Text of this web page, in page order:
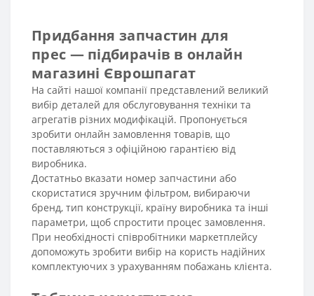
Придбання запчастин для
прес — підбирачів в онлайн
магазині Єврошпагат
На сайті нашої компанії представлений великий
вибір деталей для обслуговування техніки та
агрегатів різних модифікацій. Пропонується
зробити онлайн замовлення товарів, що
поставляються з офіційною гарантією від
виробника.
Достатньо вказати номер запчастини або
скористатися зручним фільтром, вибираючи
бренд, тип конструкції, країну виробника та інші
параметри, щоб спростити процес замовлення.
При необхідності співробітники маркетплейсу
допоможуть зробити вибір на користь надійних
комплектуючих з урахуванням побажань клієнта.